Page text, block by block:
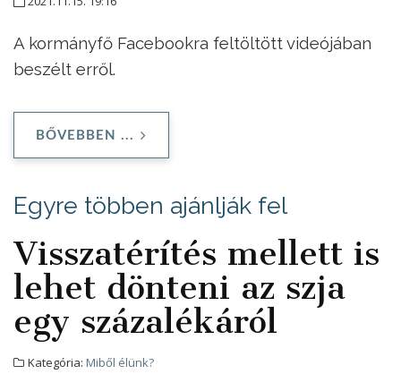
A kormányfő Facebookra feltöltött videójában
beszélt erről.
BŐVEBBEN ...
Egyre többen ajánlják fel
Visszatérítés mellett is
lehet dönteni az szja
egy százalékáról
Kategória: Miből élünk?